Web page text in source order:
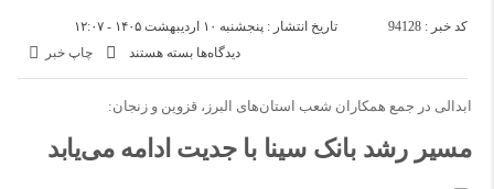
تاریخ انتشار : پنجشنبه ۱۰ اردیبهشت ۱۴۰۵ - ۱۲:۰۷
کد خبر : 94128
چاپ خبر
دیدگاه‌ها
برای
مسیر
رشد
سینا
بسته هستند
ابدالی در جمع همکاران شعب استان‌های البرز، قزوین و زنجان:
مسیر رشد بانک سینا با جدیت ادامه می‌یابد